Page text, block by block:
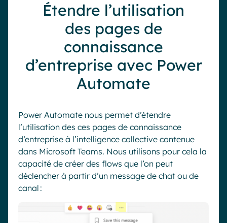
Étendre l’utilisation
des pages de
connaissance
d’entreprise avec Power
Automate
Power Automate nous permet d’étendre
l’utilisation des ces pages de connaissance
d’entreprise à l’intelligence collective contenue
dans Microsoft Teams. Nous utilisons pour cela la
capacité de créer des flows que l’on peut
déclencher à partir d’un message de chat ou de
canal :